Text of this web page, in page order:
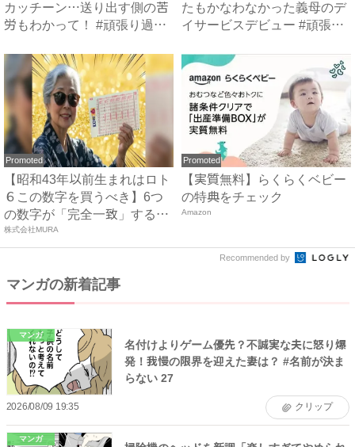
カッチーン…送り出す側の苦
労もわかって！ #頑張り過
たもかなわなかった義母のデ
イサービスデビュー #頑張
Promoted
【昭和43年以前生まれはロト
６この数字を買うべき】6つ
の数字が「完全一致」する
方...
株式会社MURA
Promoted
【実質無料】らくらくベビー
の特典をチェック
Amazon
Recommended by
マンガの新着記事
マンガ
名付けよりゲーム優先？不誠実な夫に怒り爆
発！我慢の限界を迎えた妻は？ #名前が決ま
らない 27
2026/08/09 19:35 クリップ
マンガ